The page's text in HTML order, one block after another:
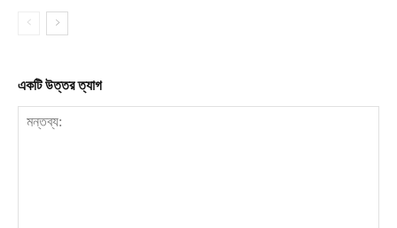
একটি উত্তর ত্যাগ